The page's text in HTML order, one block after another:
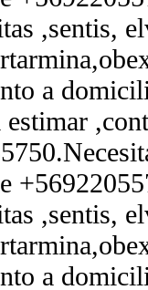
,sentis,
a
estimar
,sentis,
a